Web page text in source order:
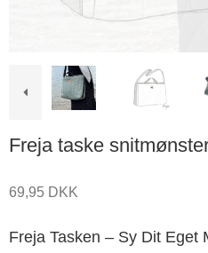
Freja taske
69,95 DKK
Freja Tasken – Sy Dit Eget